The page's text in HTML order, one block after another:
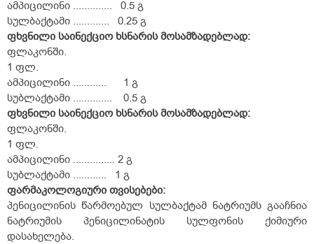
ამპიცილინი .............. 0.5 გ
სულბაქტამი ............. 0.25 გ
ფხვნილი საინექციო ხსნარისმოსამზადებლად:
ფლაკონში.
1 ფლ.
ამპიცილინი ............ 1 გ
სუბლაქტამი .............. 0.5 გ
ფხვნილი საინექციო ხსნარისმოსამზადებლად:
ფლაკონში.
1 ფლ.
ამპიცილინი ............... 2 გ
სუბლაქტამი ............ 1 გ
ფარმაკოლოგიური თვისებები:
პენიცილინის წარმოებულ სულბაქტამ ნატრიუმს გააჩნია
ნატრიუმის პენიცილინატის სულფონის ქიმიური
დასახელება.